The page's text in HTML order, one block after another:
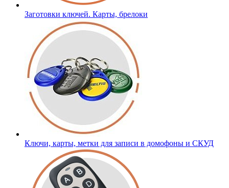
Заготовки ключей. Карты, брелоки
Ключи, карты, метки для записи в домофоны и СКУД